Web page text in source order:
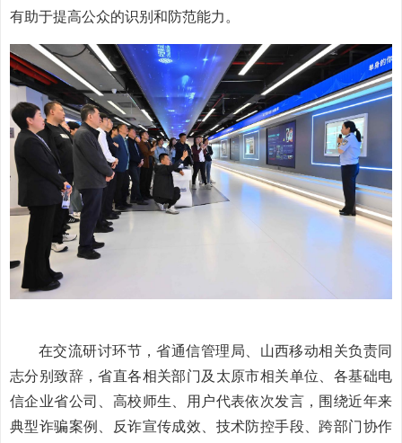
有助于提高公众的识别和防范能力。
在交流研讨环节，省通信管理局、山西移动相关负责同
志分别致辞，省直各相关部门及太原市相关单位、各基础电
信企业省公司、高校师生、用户代表依次发言，围绕近年来
典型诈骗案例、反诈宣传成效、技术防控手段、跨部门协作